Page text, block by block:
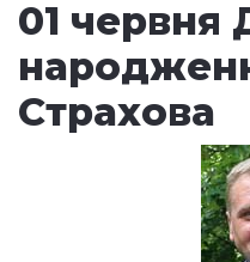
01 червня
Страхова